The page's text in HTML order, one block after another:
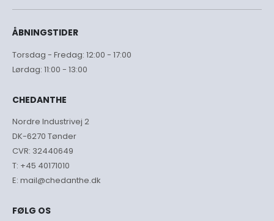
ÅBNINGSTIDER
Torsdag - Fredag: 12:00 - 17:00
Lørdag: 11:00 - 13:00
CHEDANTHE
Nordre Industrivej 2
DK-6270 Tønder
CVR: 32440649
T: +45 40171010
E: mail@chedanthe.dk
FØLG OS